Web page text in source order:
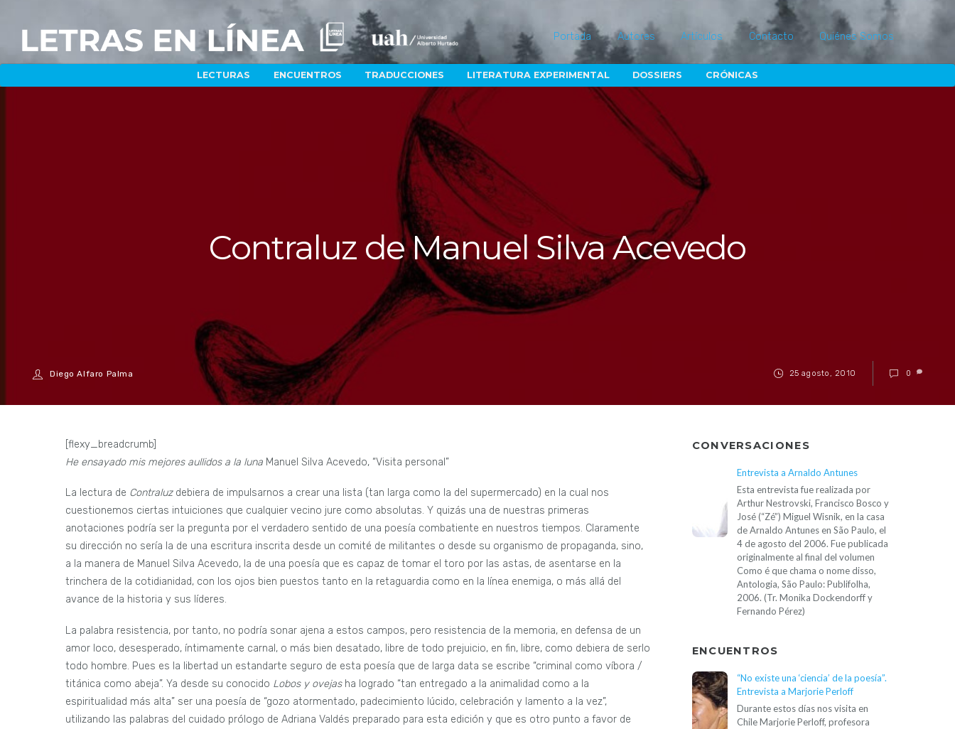
Portada Autores Artículos Contacto Quiénes Somos
LECTURAS ENCUENTROS TRADUCCIONES LITERATURA EXPERIMENTAL DOSSIERS CRÓNICAS
25 agosto, 2010
Contraluz de Manuel Silva Acevedo
Diego Alfaro Palma 0
[flexy_breadcrumb]
He ensayado mis mejores aullidos a la luna Manuel Silva Acevedo, “Visita personal”
La lectura de Contraluzdebiera de impulsarnos a crear una lista (tan larga como la del supermercado) en la cual nos
cuestionemos ciertas intuiciones que cualquier vecino jure como absolutas. Y quizás una de nuestras primeras
anotaciones podría ser la pregunta por el verdadero sentido de una poesía combatiente en nuestros tiempos. Claramente
su dirección no sería la de una escritura inscrita desde un comité de militantes o desde su organismo de propaganda, sino,
a la manera de Manuel Silva Acevedo, la de una poesía que es capaz de tomar el toro por las astas, de asentarse en la
trinchera de la cotidianidad, con los ojos bien puestos tanto en la retaguardia como en la línea enemiga, o más allá del
avance de la historia y sus líderes.
La palabra resistencia, por tanto, no podría sonar ajena a estos campos, pero resistencia de la memoria, en defensa de un
amor loco, desesperado, íntimamente carnal, o más bien desatado, libre de todo prejuicio, en fin, libre, como debiera de serlo
todo hombre. Pues es la libertad un estandarte seguro de esta poesía que de larga data se escribe “criminal como víbora /
titánica como abeja”. Ya desde su conocido Lobos y ovejasha logrado “tan entregado a la animalidad como a la
espiritualidad más alta” ser una poesía de “gozo atormentado, padecimiento lúcido, celebración y lamento a la vez”,
utilizando las palabras del cuidado prólogo de Adriana Valdés preparado para esta edición y que es otro punto a favor de
CONVERSACIONES
Entrevista a Arnaldo Antunes
Esta entrevista fue realizada por
Arthur Nestrovski, Francisco Bosco y
José (“Zé”) Miguel Wisnik, en la casa
de Arnaldo Antunes en São Paulo, el
4 de agosto del 2006. Fue publicada
originalmente al final del volumen
Como é que chama o nome disso,
Antologia, São Paulo: Publifolha,
2006. (Tr. Monika Dockendorff y
Fernando Pérez)
ENCUENTROS
“No existe una ‘ciencia’ de la poesía”.
Entrevista a Marjorie Perloff
Durante estos días nos visita en
Chile Marjorie Perloff, profesora